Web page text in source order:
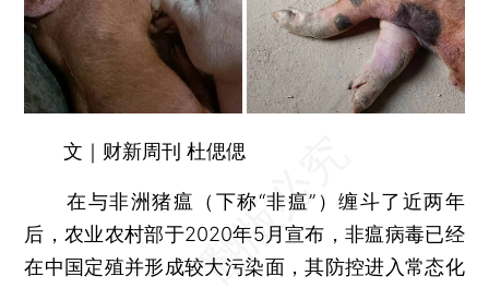
文｜财新周刊 杜偲偲
在与非洲猪瘟（下称“非瘟”）缠斗了近两年
后，农业农村部于2020年5月宣布，非瘟病毒已经
在中国定殖并形成较大污染面，其防控进入常态化